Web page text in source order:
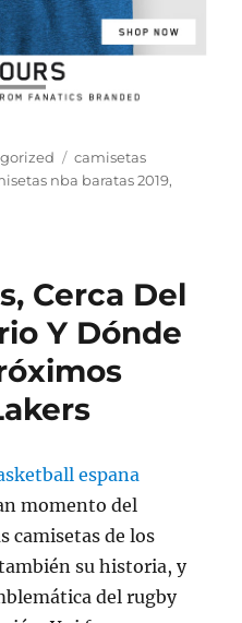
Etiquetas
camisetas
nba baratas 2019,
Cerca Del
Y Dónde
momento del
camisetas de los
su historia, y
del rugby